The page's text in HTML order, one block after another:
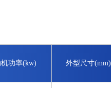
功率(kw) 外型尺寸(mm)